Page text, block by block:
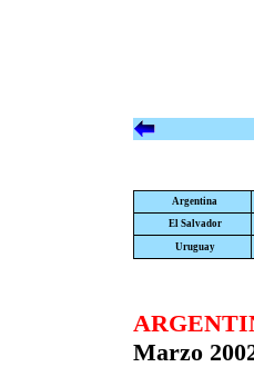
Argentina
El Salvador
Uruguay
Marzo